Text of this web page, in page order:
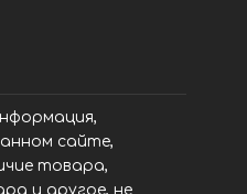
сайте,
товара,
и другое, не